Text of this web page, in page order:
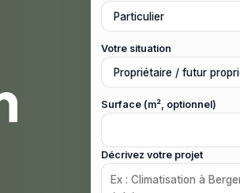
Votre situation
Surface (m², optionnel)
Décrivez votre projet